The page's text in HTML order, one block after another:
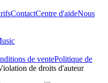
ContactCentre d'aideNous
de ventePolitique de
de droits d'auteur